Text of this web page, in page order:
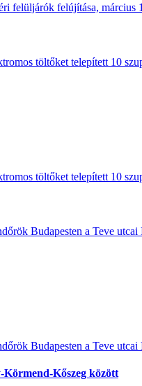
felüljárók felújítása,
töltőket telepített 10
töltőket telepített 10
Budapesten a Teve
Budapesten a Teve
Kőszeg között